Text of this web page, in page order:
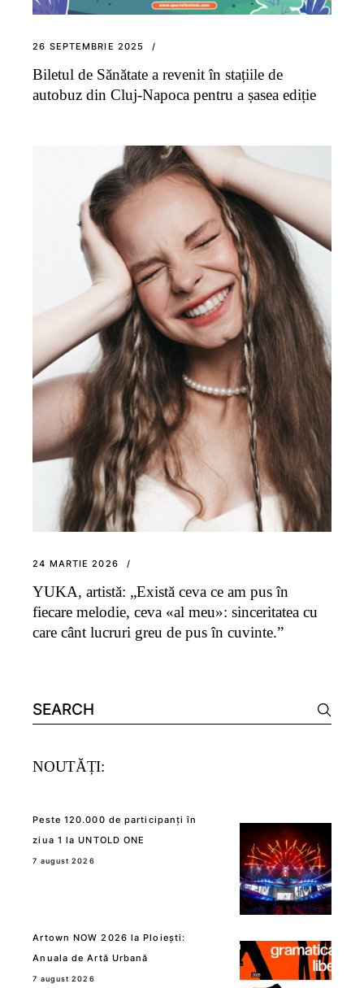
26 SEPTEMBRIE 2025
Biletul de Sănătate a revenit în stațiile de
autobuz din Cluj-Napoca pentru a șasea ediție
24 MARTIE 2026
YUKA, artistă: „Există ceva ce am pus în
fiecare melodie, ceva «al meu»: sinceritatea cu
care cânt lucruri greu de pus în cuvinte.”
Search
for:
NOUTĂȚI:
Peste 120.000 de participanți în
ziua 1 la UNTOLD ONE
7 august 2026
Artown NOW 2026 la Ploiești:
Anuala de Artă Urbană
7 august 2026